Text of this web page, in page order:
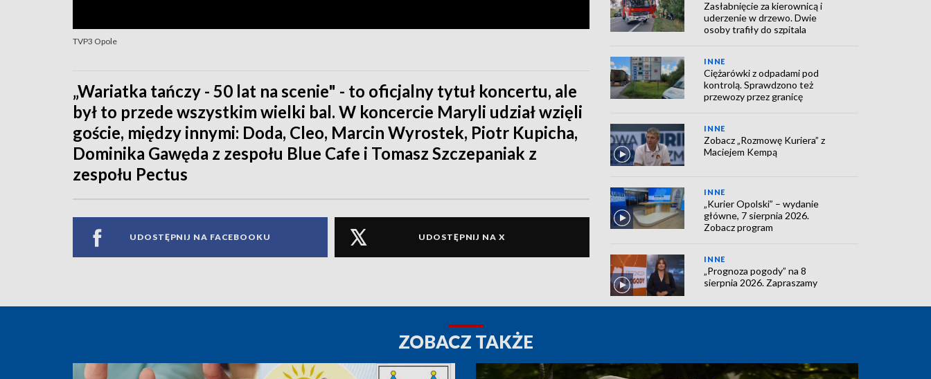
TVP3 Opole
„Wariatka tańczy - 50 lat na scenie" - to oficjalny tytuł koncertu, ale
był to przede wszystkim wielki bal. W koncercie Maryli udział wzięli
goście, między innymi: Doda, Cleo, Marcin Wyrostek, Piotr Kupicha,
Dominika Gawęda z zespołu Blue Cafe i Tomasz Szczepaniak z
zespołu Pectus
UDOSTĘPNIJ NA FACEBOOKU UDOSTĘPNIJ NA X
Zasłabnięcie za kierownicą i
uderzenie w drzewo. Dwie
osoby trafiły do szpitala
INNE
Ciężarówki z odpadami pod
kontrolą. Sprawdzono też
przewozy przez granicę
INNE
Zobacz „Rozmowę Kuriera” z
Maciejem Kempą
INNE
„Kurier Opolski” – wydanie
główne, 7 sierpnia 2026.
Zobacz program
INNE
„Prognoza pogody” na 8
sierpnia 2026. Zapraszamy
ZOBACZ TAKŻE